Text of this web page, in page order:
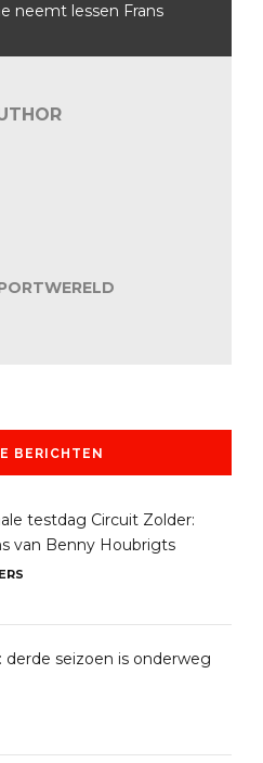
neemt lessen Frans
BERICHTEN
testdag Circuit Zolder:
van Benny Houbrigts
derde seizoen is onderweg